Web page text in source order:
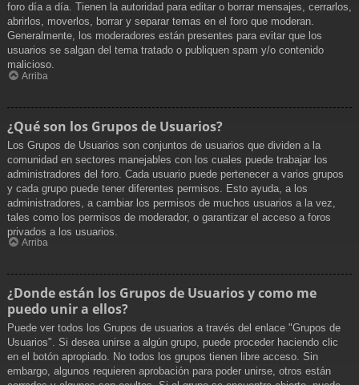
foro día a día. Tienen la autoridad para editar o borrar mensajes, cerrarlos,
abrirlos, moverlos, borrar y separar temas en el foro que moderan.
Generalmente, los moderadores están presentes para evitar que los
usuarios se salgan del tema tratado o publiquen spam y/o contenido
malicioso.
Arriba
¿Qué son los Grupos de Usuarios?
Los Grupos de Usuarios son conjuntos de usuarios que dividen a la
comunidad en sectores manejables con los cuales puede trabajar los
administradores del foro. Cada usuario puede pertenecer a varios grupos
y cada grupo puede tener diferentes permisos. Esto ayuda, a los
administradores, a cambiar los permisos de muchos usuarios a la vez,
tales como los permisos de moderador, o garantizar el acceso a foros
privados a los usuarios.
Arriba
¿Donde están los Grupos de Usuarios y como me
puedo unir a ellos?
Puede ver todos los Grupos de usuarios a través del enlace "Grupos de
Usuarios". Si desea unirse a algún grupo, puede proceder haciendo clic
en el botón apropiado. No todos los grupos tienen libre acceso. Sin
embargo, algunos requieren aprobación para poder unirse, otros están